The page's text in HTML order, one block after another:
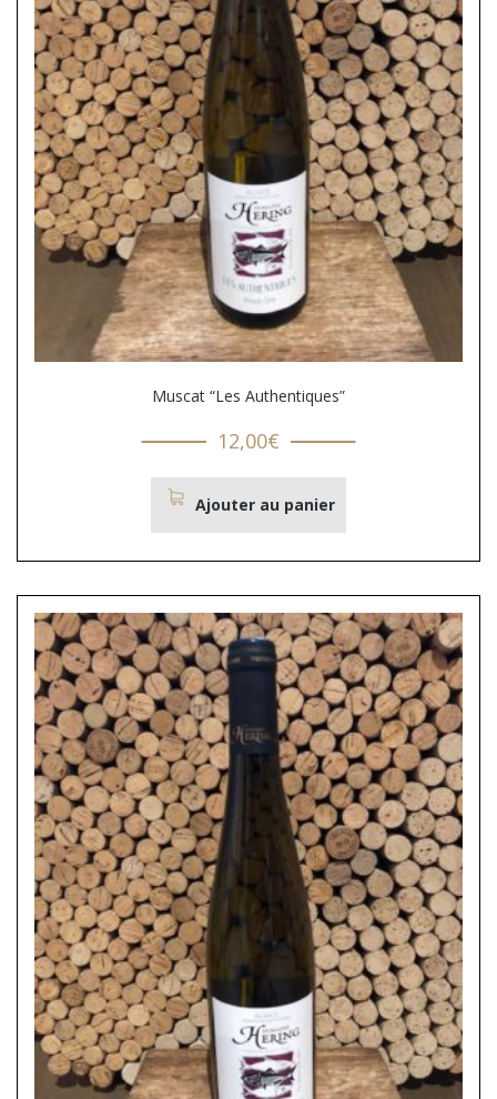
Muscat “Les Authentiques”
12,00€
Ajouter au panier